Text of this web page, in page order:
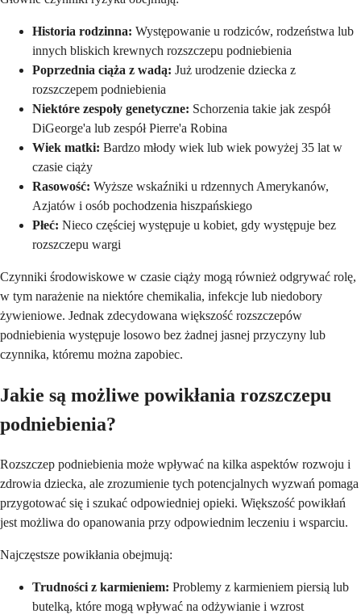
Historia rodzinna: Występowanie u rodziców, rodzeństwa lub
innych bliskich krewnych rozszczepu podniebienia
Poprzednia ciąża z wadą: Już urodzenie dziecka z
rozszczepem podniebienia
Niektóre zespoły genetyczne: Schorzenia takie jak zespół
DiGeorge'a lub zespół Pierre'a Robina
Wiek matki: Bardzo młody wiek lub wiek powyżej 35 lat w
czasie ciąży
Rasowość: Wyższe wskaźniki u rdzennych Amerykanów,
Azjatów i osób pochodzenia hiszpańskiego
Płeć: Nieco częściej występuje u kobiet, gdy występuje bez
rozszczepu wargi
Czynniki środowiskowe w czasie ciąży mogą również odgrywać rolę,
w tym narażenie na niektóre chemikalia, infekcje lub niedobory
żywieniowe. Jednak zdecydowana większość rozszczepów
podniebienia występuje losowo bez żadnej jasnej przyczyny lub
czynnika, któremu można zapobiec.
Jakie są możliwe powikłania rozszczepu
podniebienia?
Rozszczep podniebienia może wpływać na kilka aspektów rozwoju i
zdrowia dziecka, ale zrozumienie tych potencjalnych wyzwań pomaga
przygotować się i szukać odpowiedniej opieki. Większość powikłań
jest możliwa do opanowania przy odpowiednim leczeniu i wsparciu.
Najczęstsze powikłania obejmują:
Trudności z karmieniem: Problemy z karmieniem piersią lub
butelką, które mogą wpływać na odżywianie i wzrost